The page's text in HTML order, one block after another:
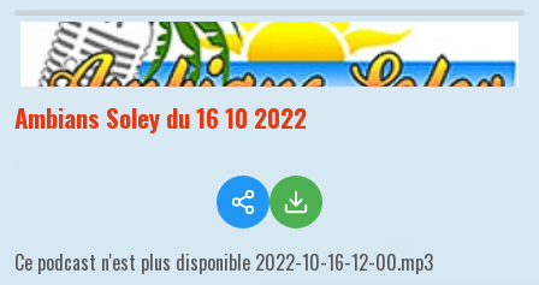
Ambians Soley du 16 10 2022
Ce podcast n'est plus disponible 2022-10-16-12-00.mp3